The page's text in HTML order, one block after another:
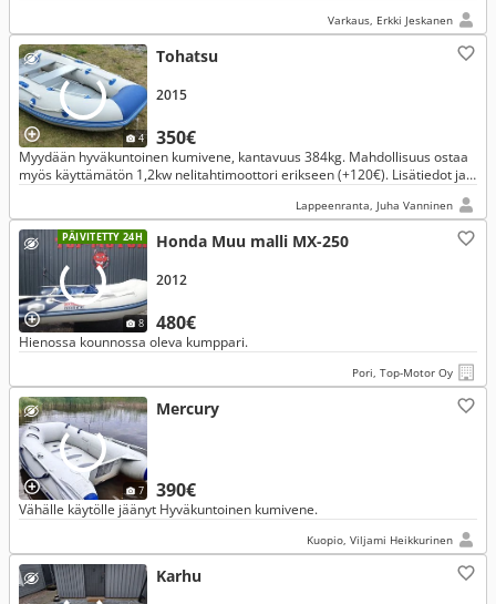
Varkaus, Erkki Jeskanen
4
Tohatsu
350€
2015
Myydään hyväkuntoinen kumivene, kantavuus 384kg. Mahdollisuus ostaa
myös käyttämätön 1,2kw nelitahtimoottori erikseen (+120€). Lisätiedot ja
Lappeenranta, Juha Vanninen
PÄIVITETTY 24H
8
Honda Muu malli MX-250
480€
2012
Hienossa kounnossa oleva kumppari.
Pori, Top-Motor Oy
7
Mercury
390€
Vähälle käytölle jäänyt Hyväkuntoinen kumivene.
Kuopio, Viljami Heikkurinen
Karhu